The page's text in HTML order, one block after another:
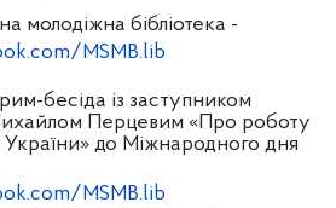
молодіжна бібліотека -
MSMB.lib
бесіда із заступником
Перцевим «Про роботу
України» до Міжнародного дня
MSMB.lib